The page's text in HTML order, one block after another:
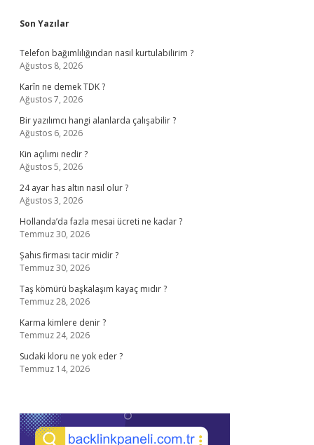
Sidebar
Son Yazılar
Telefon bağımlılığından nasıl kurtulabilirim ?
Ağustos 8, 2026
Karîn ne demek TDK ?
Ağustos 7, 2026
Bir yazılımcı hangi alanlarda çalışabilir ?
Ağustos 6, 2026
Kin açılımı nedir ?
Ağustos 5, 2026
24 ayar has altın nasıl olur ?
Ağustos 3, 2026
Hollanda’da fazla mesai ücreti ne kadar ?
Temmuz 30, 2026
Şahıs firması tacir midir ?
Temmuz 30, 2026
Taş kömürü başkalaşım kayaç mıdır ?
Temmuz 28, 2026
Karma kimlere denir ?
Temmuz 24, 2026
Sudaki kloru ne yok eder ?
Temmuz 14, 2026